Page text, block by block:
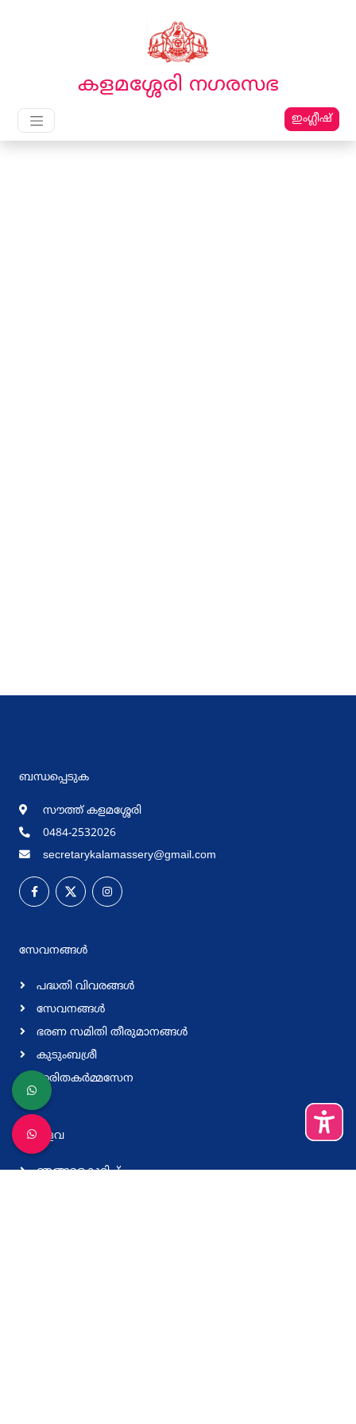
കളമശ്ശേരി നഗരസഭ
ഇംഗ്ലീഷ്
Main Navigation
ബന്ധപ്പെടുക
സൗത്ത് കളമശ്ശേരി
0484-2532026
secretarykalamassery@gmail.com
സേവനങ്ങള്‍
പദ്ധതി വിവരങ്ങള്‍
സേവനങ്ങള്‍
ഭരണ സമിതി തീരുമാനങ്ങള്‍
കുടുംബശ്രീ
ഹരിതകര്‍മ്മസേന
മറ്റുള്ളവ
ഞങ്ങളെകുറിച്ച്